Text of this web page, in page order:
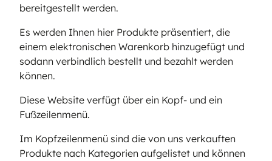
bereitgestellt werden.
Es werden Ihnen hier Produkte präsentiert, die
einem elektronischen Warenkorb hinzugefügt und
sodann verbindlich bestellt und bezahlt werden
können.
Diese Website verfügt über ein Kopf- und ein
Fußzeilenmenü.
Im Kopfzeilenmenü sind die von uns verkauften
Produkte nach Kategorien aufgelistet und können